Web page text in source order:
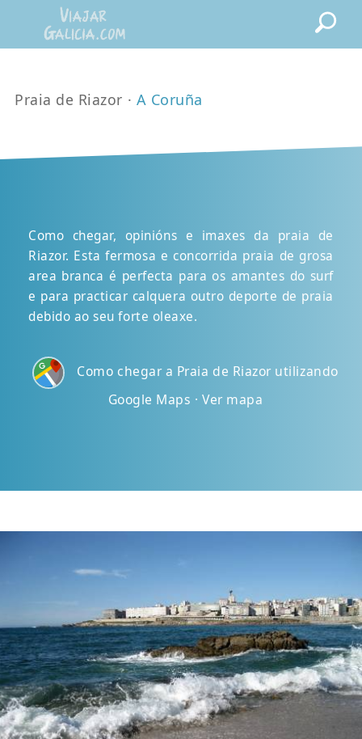
Praia de Riazor · A Coruña
Como chegar, opinións e imaxes da praia de
Riazor. Esta fermosa e concorrida praia de grosa
area branca é perfecta para os amantes do surf
e para practicar calquera outro deporte de praia
debido ao seu forte oleaxe.
Como chegar a Praia de Riazor utilizando
Google Maps · Ver mapa